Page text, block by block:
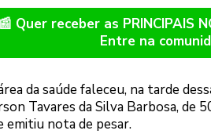
📰 Quer receber as PRINCIPAIS
Entre na
da saúde faleceu, na tarde
Tavares da Silva Barbosa, de
emitiu nota de pesar.